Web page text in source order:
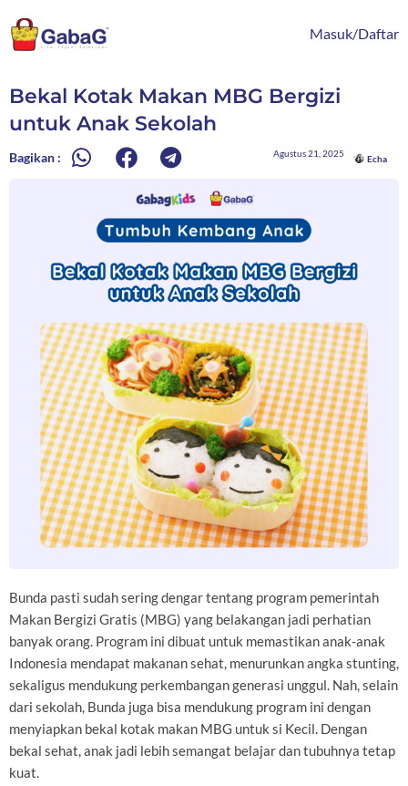
ke
konten
Masuk/Daftar
Bekal Kotak Makan MBG Bergizi
untuk Anak Sekolah
Bagikan : Agustus 21, 2025
Echa
Bunda pasti sudah sering dengar tentang program pemerintah
Makan Bergizi Gratis (MBG) yang belakangan jadi perhatian
banyak orang. Program ini dibuat untuk memastikan anak-anak
Indonesia mendapat makanan sehat, menurunkan angka stunting,
sekaligus mendukung perkembangan generasi unggul. Nah, selain
dari sekolah, Bunda juga bisa mendukung program ini dengan
menyiapkan bekal kotak makan MBG untuk si Kecil. Dengan
bekal sehat, anak jadi lebih semangat belajar dan tubuhnya tetap
kuat.